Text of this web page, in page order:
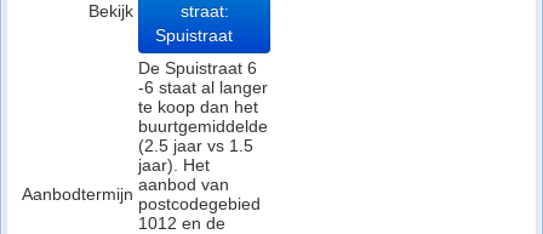
Bekijk
straat:
Spuistraat
Aanbodtermijn
De Spuistraat 6
-6 staat al langer
te koop dan het
buurtgemiddelde
(2.5 jaar vs 1.5
jaar). Het
aanbod van
postcodegebied
1012 en de